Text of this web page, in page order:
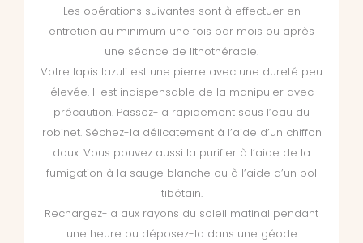
Les opérations suivantes sont à effectuer en
entretien au minimum une fois par mois ou après
une séance de lithothérapie.
Votre lapis lazuli est une pierre avec une dureté peu
élevée. Il est indispensable de la manipuler avec
précaution. Passez-la rapidement sous l’eau du
robinet. Séchez-la délicatement à l’aide d’un chiffon
doux. Vous pouvez aussi la purifier à l’aide de la
fumigation à la sauge blanche ou à l’aide d’un bol
tibétain.
Rechargez-la aux rayons du soleil matinal pendant
une heure ou déposez-la dans une géode